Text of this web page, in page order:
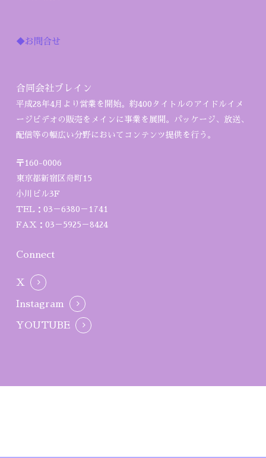
◆お問合せ
合同会社ブレイン
平成28年4月より営業を開始。約400タイトルのアイドルイメ
ージビデオの販売をメインに事業を展開。パッケージ、放送、
配信等の幅広い分野においてコンテンツ提供を行う。
〒160-0006
東京都新宿区舟町15
小川ビル3F
TEL：03－6380－1741
FAX：03－5925－8424
Connect
X
Instagram
YOUTUBE